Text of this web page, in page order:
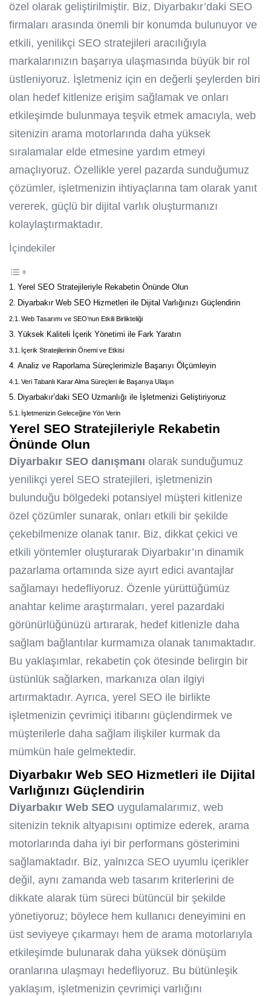
özel olarak geliştirilmiştir. Biz, Diyarbakır’daki SEO
firmaları arasında önemli bir konumda bulunuyor ve
etkili, yenilikçi SEO stratejileri aracılığıyla
markalarınızın başarıya ulaşmasında büyük bir rol
üstleniyoruz. İşletmeniz için en değerli şeylerden biri
olan hedef kitlenize erişim sağlamak ve onları
etkileşimde bulunmaya teşvik etmek amacıyla, web
sitenizin arama motorlarında daha yüksek
sıralamalar elde etmesine yardım etmeyi
amaçlıyoruz. Özellikle yerel pazarda sunduğumuz
çözümler, işletmenizin ihtiyaçlarına tam olarak yanıt
vererek, güçlü bir dijital varlık oluşturmanızı
kolaylaştırmaktadır.
İçindekiler
Yerel SEO Stratejileriyle Rekabetin Önünde Olun
Diyarbakır Web SEO Hizmetleri ile Dijital Varlığınızı Güçlendirin
Web Tasarımı ve SEO’nun Etkili Birlikteliği
Yüksek Kaliteli İçerik Yönetimi ile Fark Yaratın
İçerik Stratejilerinin Önemi ve Etkisi
Analiz ve Raporlama Süreçlerimizle Başarıyı Ölçümleyin
Veri Tabanlı Karar Alma Süreçleri ile Başarıya Ulaşın
Diyarbakır’daki SEO Uzmanlığı ile İşletmenizi Geliştiriyoruz
İşletmenizin Geleceğine Yön Verin
Yerel SEO Stratejileriyle Rekabetin
Önünde Olun
Diyarbakır SEO danışmanı olarak sunduğumuz
yenilikçi yerel SEO stratejileri, işletmenizin
bulunduğu bölgedeki potansiyel müşteri kitlenize
özel çözümler sunarak, onları etkili bir şekilde
çekebilmenize olanak tanır. Biz, dikkat çekici ve
etkili yöntemler oluşturarak Diyarbakır’ın dinamik
pazarlama ortamında size ayırt edici avantajlar
sağlamayı hedefliyoruz. Özenle yürüttüğümüz
anahtar kelime araştırmaları, yerel pazardaki
görünürlüğünüzü artırarak, hedef kitlenizle daha
sağlam bağlantılar kurmamıza olanak tanımaktadır.
Bu yaklaşımlar, rekabetin çok ötesinde belirgin bir
üstünlük sağlarken, markanıza olan ilgiyi
artırmaktadır. Ayrıca, yerel SEO ile birlikte
işletmenizin çevrimiçi itibarını güçlendirmek ve
müşterilerle daha sağlam ilişkiler kurmak da
mümkün hale gelmektedir.
Diyarbakır Web SEO Hizmetleri ile Dijital
Varlığınızı Güçlendirin
Diyarbakır Web SEO uygulamalarımız, web
sitenizin teknik altyapısını optimize ederek, arama
motorlarında daha iyi bir performans gösterimini
sağlamaktadır. Biz, yalnızca SEO uyumlu içerikler
değil, aynı zamanda web tasarım kriterlerini de
dikkate alarak tüm süreci bütüncül bir şekilde
yönetiyoruz; böylece hem kullanıcı deneyimini en
üst seviyeye çıkarmayı hem de arama motorlarıyla
etkileşimde bulunarak daha yüksek dönüşüm
oranlarına ulaşmayı hedefliyoruz. Bu bütünleşik
yaklaşım, işletmenizin çevrimiçi varlığını